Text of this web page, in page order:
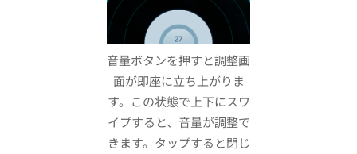
音量ボタンを押すと調整画
面が即座に立ち上がりま
す。この状態で上下にスワ
イプすると、音量が調整で
きます。タップすると閉じ